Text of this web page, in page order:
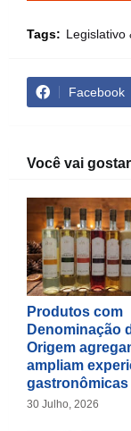
Tags: Legislativo
Facebook
Você vai gostar
Produtos com
Denominação
Origem
ampliam
gastronômicas
30 Julho, 2026